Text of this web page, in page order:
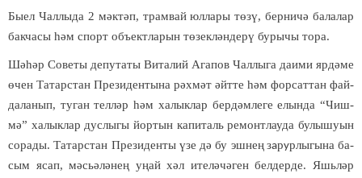
Бы­ел Чал­лы­да 2 мәк­тәп, трам­вай юл­ла­ры тө­зү, бер­ни­чә ба­ла­лар
бак­ча­сы һәм спорт объ­ект­ла­рын тө­зек­лән­де­рү бу­ры­чы то­ра.
Шә­һәр Со­ве­ты де­пу­та­ты Ви­та­лий Ага­пов Чал­лы­га да­и­ми яр­дә­ме
өчен Та­тар­стан Пре­зи­ден­ты­на рәх­мәт әйт­те һәм фор­сат­тан фай­
да­ла­нып, ту­ган тел­ләрһәм ха­лык­лар бер­дәм­ле­ге елын­да “Чиш­
мә” ха­лык­лар дус­лы­гы йор­тын ка­пи­таль ре­монт­лау­да бу­лы­шу­ын
со­ра­ды. Та­тар­стан Пре­зи­ден­ты үзе дә бу эш­нең за­рур­лы­гы­на ба­
сым ясап, мәсь­ә­лә­нең уңай хәл ите­лә­чә­ген бел­дер­де. Яшь­ләр